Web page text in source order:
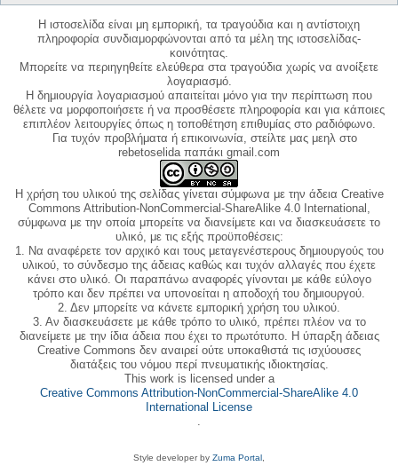
Η ιστοσελίδα είναι μη εμπορική, τα τραγούδια και η αντίστοιχη
πληροφορία συνδιαμορφώνονται από τα μέλη της ιστοσελίδας-
κοινότητας.
Μπορείτε να περιηγηθείτε ελεύθερα στα τραγούδια χωρίς να ανοίξετε
λογαριασμό.
Η δημιουργία λογαριασμού απαιτείται μόνο για την περίπτωση που
θέλετε να μορφοποιήσετε ή να προσθέσετε πληροφορία και για κάποιες
επιπλέον λειτουργίες όπως η τοποθέτηση επιθυμίας στο ραδιόφωνο.
Για τυχόν προβλήματα ή επικοινωνία, στείλτε μας μεηλ στο
rebetoselida παπάκι gmail.com
Η χρήση του υλικού της σελίδας γίνεται σύμφωνα με την άδεια Creative
Commons Attribution-NonCommercial-ShareAlike 4.0 International,
σύμφωνα με την οποία μπορείτε να διανείμετε και να διασκευάσετε το
υλικό, με τις εξής προϋποθέσεις:
1. Να αναφέρετε τον αρχικό και τους μεταγενέστερους δημιουργούς του
υλικού, το σύνδεσμο της άδειας καθώς και τυχόν αλλαγές που έχετε
κάνει στο υλικό. Οι παραπάνω αναφορές γίνονται με κάθε εύλογο
τρόπο και δεν πρέπει να υπονοείται η αποδοχή του δημιουργού.
2. Δεν μπορείτε να κάνετε εμπορική χρήση του υλικού.
3. Αν διασκευάσετε με κάθε τρόπο το υλικό, πρέπει πλέον να το
διανείμετε με την ίδια άδεια που έχει το πρωτότυπο. Η ύπαρξη άδειας
Creative Commons δεν αναιρεί ούτε υποκαθιστά τις ισχύουσες
διατάξεις του νόμου περί πνευματικής ιδιοκτησίας.
This work is licensed under a
Creative Commons Attribution-NonCommercial-ShareAlike 4.0
International License
.
Style developer by Zuma Portal